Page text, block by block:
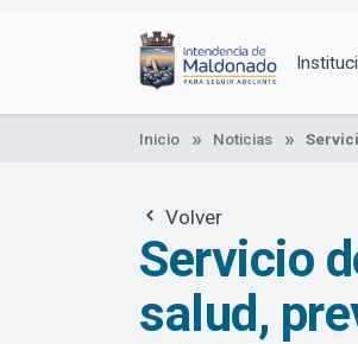
Inicio Noticias
Volver
Servicio
salud,